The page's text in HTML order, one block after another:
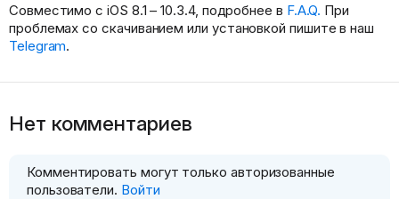
Совместимо с iOS 8.1 – 10.3.4, подробнее в F.A.Q. При
проблемах со скачиванием или установкой пишите в наш
Telegram.
Нет комментариев
Комментировать могут только авторизованные
пользователи. Войти